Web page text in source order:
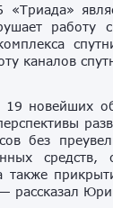
«Триада»
работу
каналов
19 новейших
без
также
рассказал